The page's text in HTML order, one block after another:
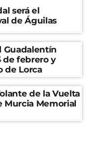
será el
de Águilas
Guadalentín
de febrero y
de Lorca
de la Vuelta
Murcia Memorial